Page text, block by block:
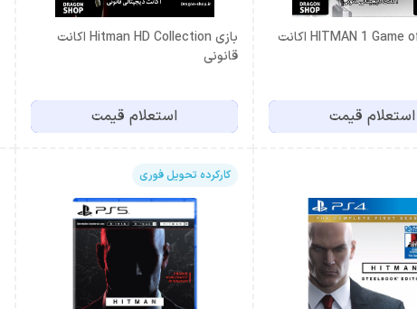
HITMAN 1 Game of the Year اکانت
استعلام قیمت
بازی Hitman HD Collection اکانت
قانونی
استعلام قیمت
کارکرده تحویل فوری